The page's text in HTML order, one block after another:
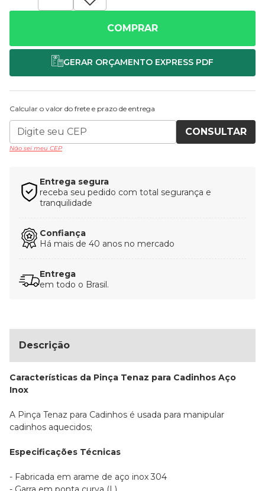
COMPRAR
Calcular o valor do frete e prazo de entrega
CONSULTAR
Não sei meu CEP
Entrega segura
receba seu pedido com total segurança e
tranquilidade
Confiança
Há mais de 40 anos no mercado
Entrega
em todo o Brasil.
Descrição
Características da Pinça Tenaz para Cadinhos Aço
Inox
A Pinça Tenaz para Cadinhos é usada para manipular
cadinhos aquecidos;
Especificações Técnicas
- Fabricada em arame de aço inox 304